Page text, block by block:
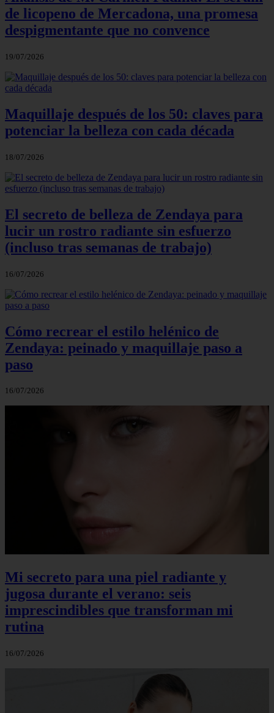
de licopeno de Mercadona, una promesa
despigmentante que no convence
19/07/2026
Maquillaje después de los 50: claves para
potenciar la belleza con cada década
18/07/2026
El secreto de belleza de Zendaya para
lucir un rostro radiante sin esfuerzo
(incluso tras semanas de trabajo)
16/07/2026
Cómo recrear el estilo helénico de
Zendaya: peinado y maquillaje paso a
paso
16/07/2026
Mi secreto para una piel radiante y
jugosa durante el verano: seis
imprescindibles que transforman mi
rutina
16/07/2026